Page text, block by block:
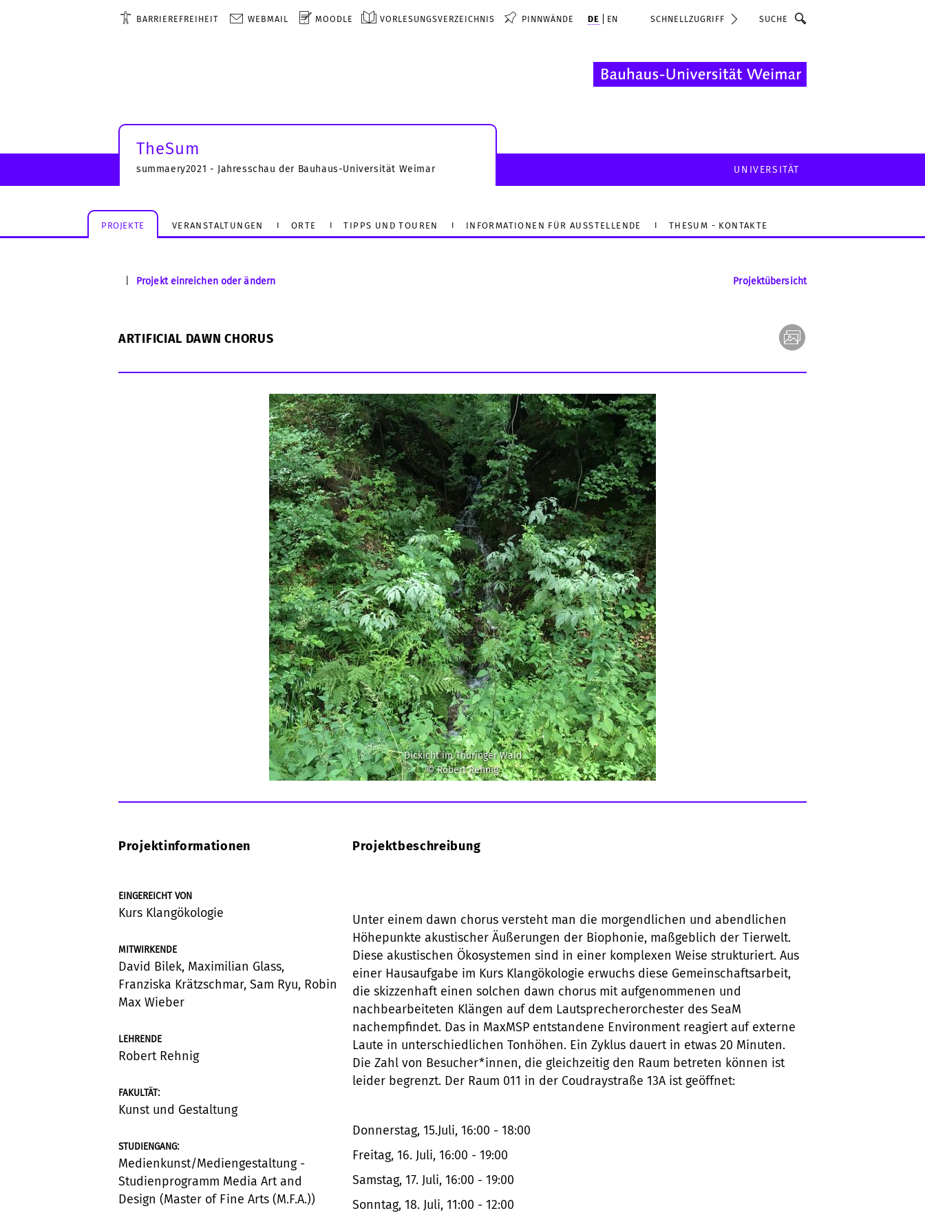
BARRIEREFREIHEIT WEBMAIL MOODLE VORLESUNGSVERZEICHNIS PINNWÄNDE DE EN SCHNELLZUGRIFF Suche
TheSum
summaery2021 - Jahresschau der Bauhaus-Universität Weimar UNIVERSITÄT
PROJEKTE VERANSTALTUNGEN ORTE TIPPS UND TOUREN INFORMATIONEN FÜR AUSSTELLENDE THESUM - KONTAKTE
Projekt einreichen oder ändern Projektübersicht
ARTIFICIAL DAWN CHORUS
Dickicht im Thüringer Wald
© Robert Rehnig
Projektinformationen
EINGEREICHT VON
Kurs Klangökologie
MITWIRKENDE
David Bilek, Maximilian Glass,
Franziska Krätzschmar, Sam Ryu, Robin
Max Wieber
LEHRENDE
Robert Rehnig
FAKULTÄT:
Kunst und Gestaltung
STUDIENGANG:
Medienkunst/Mediengestaltung -
Studienprogramm Media Art and
Design (Master of Fine Arts (M.F.A.))
Projektbeschreibung
Unter einem dawn chorus versteht man die morgendlichen und abendlichen
Höhepunkte akustischer Äußerungen der Biophonie, maßgeblich der Tierwelt.
Diese akustischen Ökosystemen sind in einer komplexen Weise strukturiert. Aus
einer Hausaufgabe im Kurs Klangökologie erwuchs diese Gemeinschaftsarbeit,
die skizzenhaft einen solchen dawn chorus mit aufgenommenen und
nachbearbeiteten Klängen auf dem Lautsprecherorchester des SeaM
nachempfindet. Das in MaxMSP entstandene Environment reagiert auf externe
Laute in unterschiedlichen Tonhöhen. Ein Zyklus dauert in etwas 20 Minuten.
Die Zahl von Besucher*innen, die gleichzeitig den Raum betreten können ist
leider begrenzt. Der Raum 011 in der Coudraystraße 13A ist geöffnet:
Donnerstag, 15.Juli, 16:00 - 18:00
Freitag, 16. Juli, 16:00 - 19:00
Samstag, 17. Juli, 16:00 - 19:00
Sonntag, 18. Juli, 11:00 - 12:00